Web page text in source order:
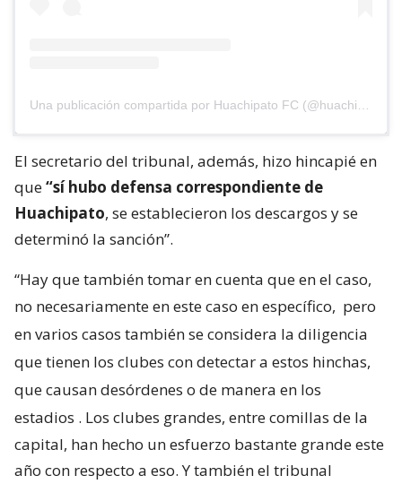
El secretario del tribunal, además, hizo hincapié en
que“sí hubo defensa correspondiente de
Huachipato, se establecieron los descargos y se
determinó la sanción”.
“Hay que también tomar en cuenta que en el caso,
no necesariamente en este caso en específico, pero
en varios casos también se considera la diligencia
que tienen los clubes con detectar a estos hinchas,
que causan desórdenes o de manera en los
estadios . Los clubes grandes, entre comillas de la
capital, han hecho un esfuerzo bastante grande este
año con respecto a eso. Y también el tribunal